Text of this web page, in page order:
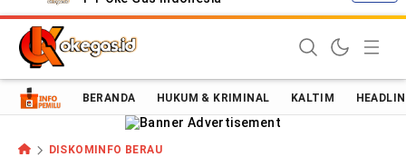
Oke Gas Indonesia | Energi Positif Informasi Terkini!
BERANDA HUKUM & KRIMINAL KALTIM
DISKOMINFO BERAU